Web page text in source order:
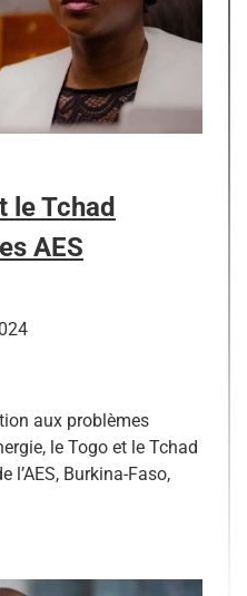
le Tchad
AES
aux problèmes
le Togo et le Tchad
l’AES, Burkina-Faso,